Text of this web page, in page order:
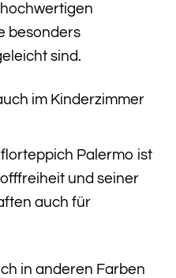
besonders
sind.
im Kinderzimmer
Palermo ist
und seiner
auch für
in anderen Farben